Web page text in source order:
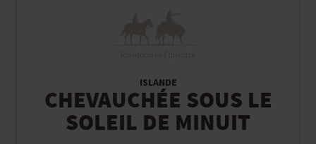
ISLANDE
CHEVAUCHÉE SOUS LE
SOLEIL DE MINUIT